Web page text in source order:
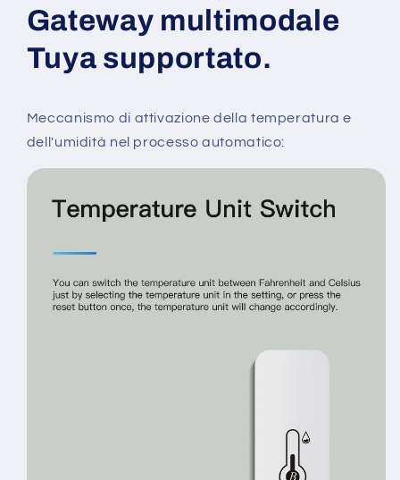
Gateway multimodale
Tuya supportato.
Meccanismo di attivazione della temperatura e
dell'umidità nel processo automatico: